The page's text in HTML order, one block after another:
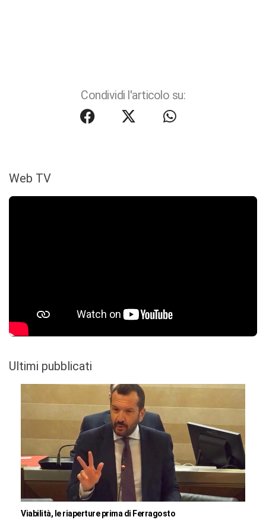
Condividi l'articolo su:
Web TV
Ultimi pubblicati
Viabilità, le riaperture prima di Ferragosto